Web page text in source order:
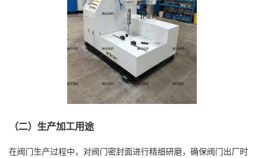
（二）生产加工用途
在阀门生产过程中，对阀门密封面进行精细研磨，确保阀门出厂时